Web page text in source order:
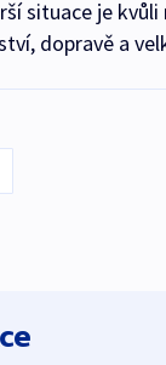
situace je
dopravě a